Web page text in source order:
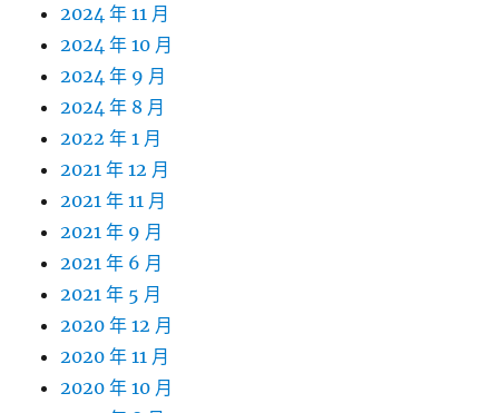
2024 年 11 月
2024 年 10 月
2024 年 9 月
2024 年 8 月
2022 年 1 月
2021 年 12 月
2021 年 11 月
2021 年 9 月
2021 年 6 月
2021 年 5 月
2020 年 12 月
2020 年 11 月
2020 年 10 月